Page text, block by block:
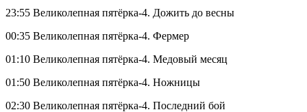
23:55 Великолепная пятёрка-4. Дожить до весны
00:35 Великолепная пятёрка-4. Фермер
01:10 Великолепная пятёрка-4. Медовый месяц
01:50 Великолепная пятёрка-4. Ножницы
02:30 Великолепная пятёрка-4. Последний бой